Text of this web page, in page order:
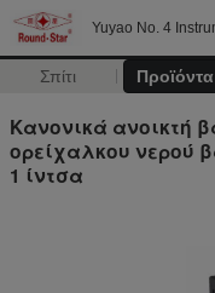
Yuyao No. 4
Σπίτι Προϊόντα
Κανονικά ανοικτή
ορείχαλκου νερού
1 ίντσα